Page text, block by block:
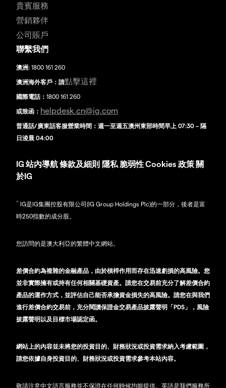
貴賓服務
營銷夥伴
公司賬戶
聯繫我們
澳洲: 1800 161 260
澳洲海外客戶：請點擊這裡
國際電話： 1800 161 260
或致函： helpdesk.cn@ig.com
普通話/廣東話客服營業時間：週一至週五澳州東部時間早上 07:30 – 隔
日淩晨 04:00
IG 站內導航條款及細則 隱私 脆弱性Cookies 政策 關
於IG
^ IG是IG集團控股有限公司(IG Group Holdings Plc)的一部分，後者是富
時250指數的成分股。
您訪問的是澳大利亞的繁體中文網站。
差價合約為複雜的金融產品，由於槓桿作用而存在迅速虧損的高風險。您
並非實際擁有或持有任何相關基礎資產。請您在交易前充分了解差價合約
產品的運作方式，並評估自己能否承擔資金損失的高風險。請您在與我們
進行差價合約交易前，充分閱讀保證金交易產品披露聲明「PDS」，風險
披露聲明以及目標市場認定函。
網站上的內容並未將您的投資目的、財務狀況或投資需求納入考慮範圍，
請您依據自身投資目的、財務狀況或投資需求參考本站內容。
敬請注意中文語言服務並不保證在任何時候均能提供。英語是我們服務所